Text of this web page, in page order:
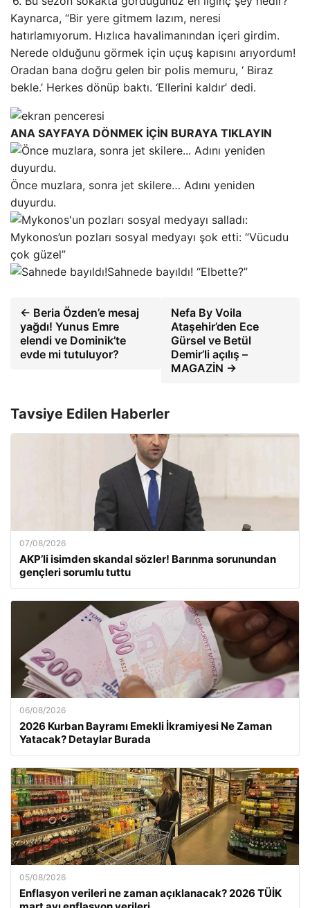
Kaynarca, “Bir yere gitmem lazım, neresi
hatırlamıyorum. Hızlıca havalimanından içeri girdim.
Nerede olduğunu görmek için uçuş kapısını arıyordum!
Oradan bana doğru gelen bir polis memuru, ‘ Biraz
bekle.’ Herkes dönüp baktı. ‘Ellerini kaldır’ dedi.
ANA SAYFAYA DÖNMEK İÇİN BURAYA TIKLAYIN
Önce muzlara, sonra jet skilere… Adını yeniden
duyurdu.
Mykonos’un pozları sosyal medyayı şok etti: “Vücudu
çok güzel”
Sahnede bayıldı! “Elbette?”
← Beria Özden’e mesaj
yağdı! Yunus Emre
elendi ve Dominik’te
evde mi tutuluyor?
Nefa By Voila
Ataşehir’den Ece
Gürsel ve Betül
Demir’li açılış –
MAGAZİN →
Tavsiye Edilen Haberler
07/08/2026
AKP’li isimden skandal sözler! Barınma sorunundan
gençleri sorumlu tuttu
06/08/2026
2026 Kurban Bayramı Emekli İkramiyesi Ne Zaman
Yatacak? Detaylar Burada
05/08/2026
Enflasyon verileri ne zaman açıklanacak? 2026 TÜİK